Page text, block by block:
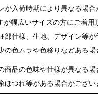
が入荷時期により異なる場合
が幅広いサイズの方にご着用
部仕様、生地、デザイン等が
の色ムラや色移りなどある場
商品の色味や仕様が異なる場
ほつれ等がある場合がござい